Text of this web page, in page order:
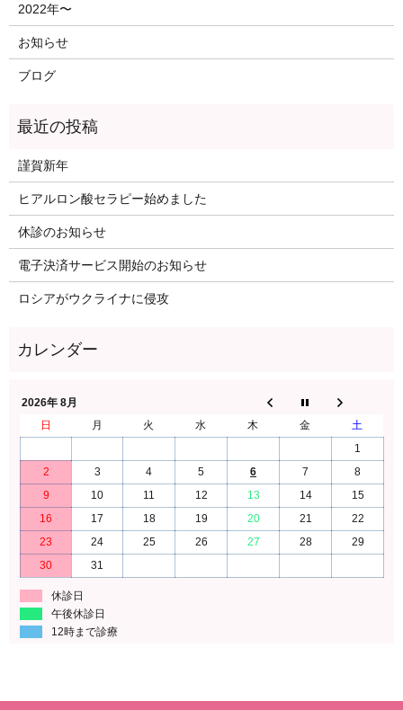
2022年〜
お知らせ
ブログ
謹賀新年
ヒアルロン酸セラピー始めました
休診のお知らせ
電子決済サービス開始のお知らせ
ロシアがウクライナに侵攻
2026年 8月
日
月 火 水 木 金
土
1
2
3 4 5 6 7
8
9
10 11 12 13 14
15
16
17 18 19 20 21
22
23
24 25 26 27 28
29
30
31
休診日
午後休診日
12時まで診療